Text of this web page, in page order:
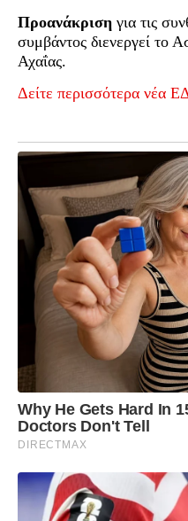
Προανάκριση για τις
συμβάντος διενεργεί το
Αχαΐας.
Δείτε περισσότερα νέα